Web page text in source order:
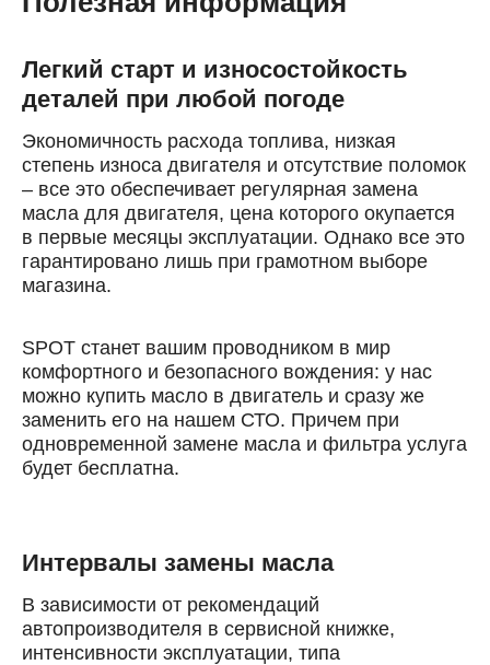
Легкий старт и износостойкость
деталей при любой погоде
Экономичность расхода топлива, низкая
степень износа двигателя и отсутствие поломок
– все это обеспечивает регулярная замена
масла для двигателя, цена которого окупается
в первые месяцы эксплуатации. Однако все это
гарантировано лишь при грамотном выборе
магазина.
SPOT станет вашим проводником в мир
комфортного и безопасного вождения: у нас
можно купить масло в двигатель и сразу же
заменить его на нашем СТО. Причем при
одновременной замене масла и фильтра услуга
будет бесплатна.
Интервалы замены масла
В зависимости от рекомендаций
автопроизводителя в сервисной книжке,
интенсивности эксплуатации, типа
Далее
ОК